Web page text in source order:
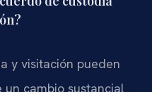
y visitación pueden
cambio sustancial